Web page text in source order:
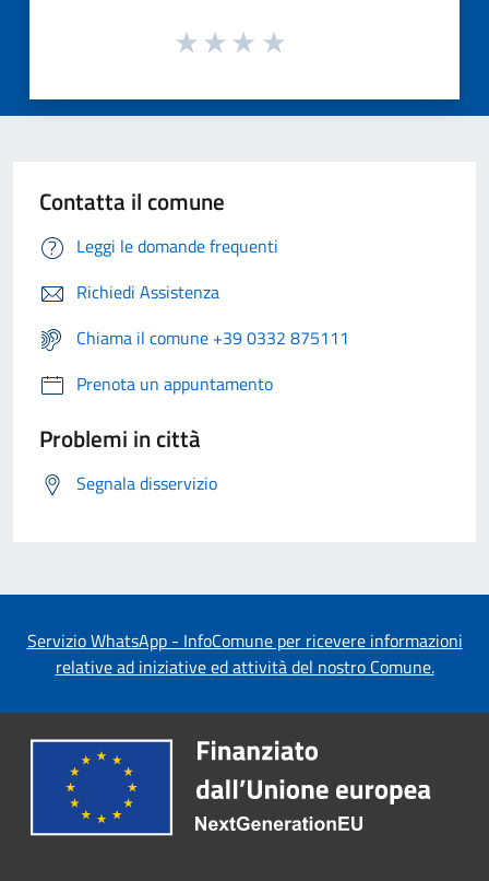
Contatta il comune
Leggi le domande frequenti
Richiedi Assistenza
Chiama il comune +39 0332 875111
Prenota un appuntamento
Problemi in città
Segnala disservizio
Servizio WhatsApp - InfoComune per ricevere informazioni
relative ad iniziative ed attività del nostro Comune.